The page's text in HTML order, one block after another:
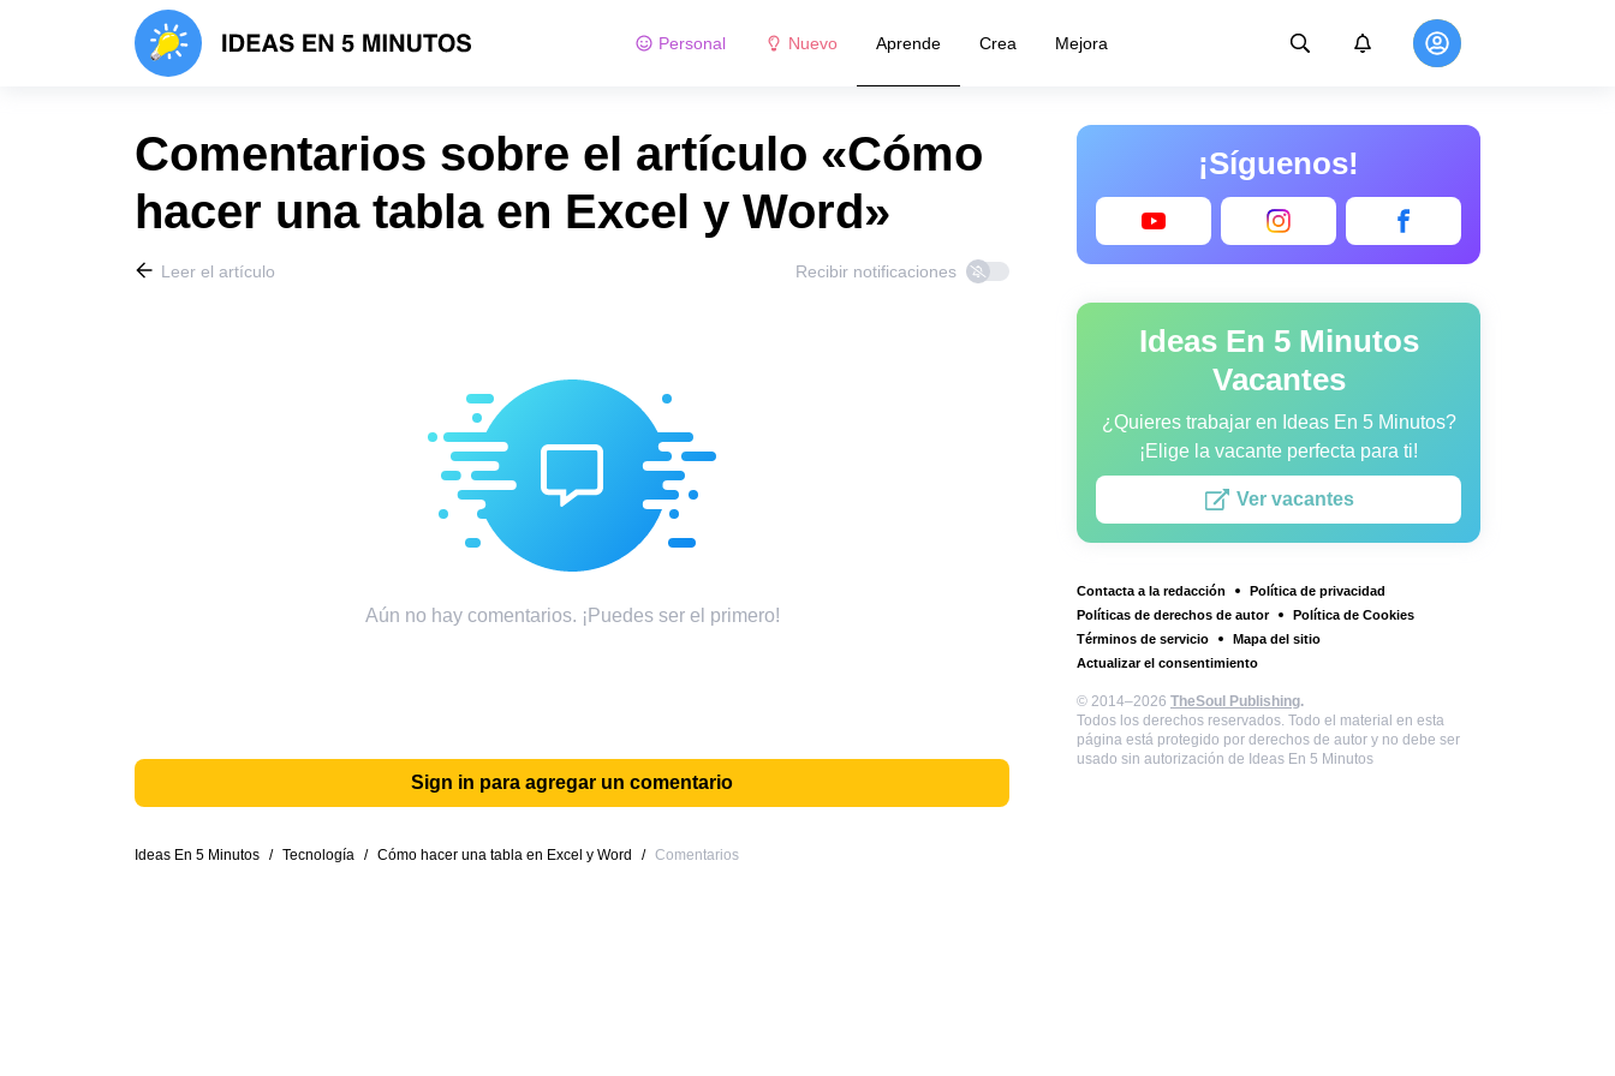
Personal Nuevo Aprende Crea Mejora
¡Síguenos!
Ideas En 5 Minutos
Vacantes
¿Quieres trabajar en Ideas En 5 Minutos?
¡Elige la vacante perfecta para ti!
Ver vacantes
Contacta a la redacción
Política de privacidad
Políticas de derechos de autor
Política de Cookies
Términos de servicio
Mapa del sitio
Actualizar el consentimiento
© 2014–2026 TheSoul Publishing.
Todos los derechos reservados. Todo el material en esta
página está protegido por derechos de autor y no debe ser
usado sin autorización de Ideas En 5 Minutos
Comentarios sobre el artículo «Cómo
hacer una tabla en Excel y Word»
Leer el artículo Recibir notificaciones
Aún no hay comentarios. ¡Puedes ser el primero!
Sign in para agregar un comentario
Ideas En 5 Minutos / Tecnología / Cómo hacer una tabla en Excel y Word / Comentarios